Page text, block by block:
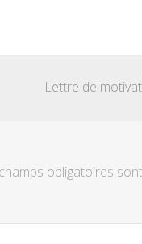
obligatoires